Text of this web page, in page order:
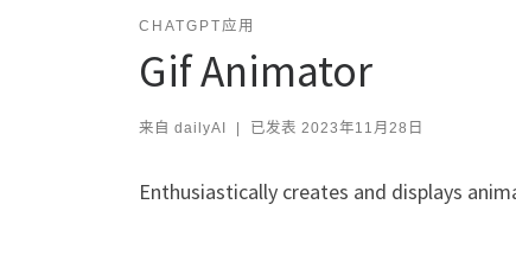
CHATGPT应用
Gif Animator
来自 dailyAI 已发表 2023年11月28日
Enthusiastically creates and displays